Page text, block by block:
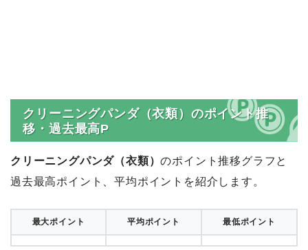
クリーニングパンダ（衣類）のポイント推
移・過去最高P
クリーニングパンダ（衣類）のポイント推移グラフと
過去最高ポイント、平均ポイントを紹介します。
最大ポイント 平均ポイント 最低ポイント